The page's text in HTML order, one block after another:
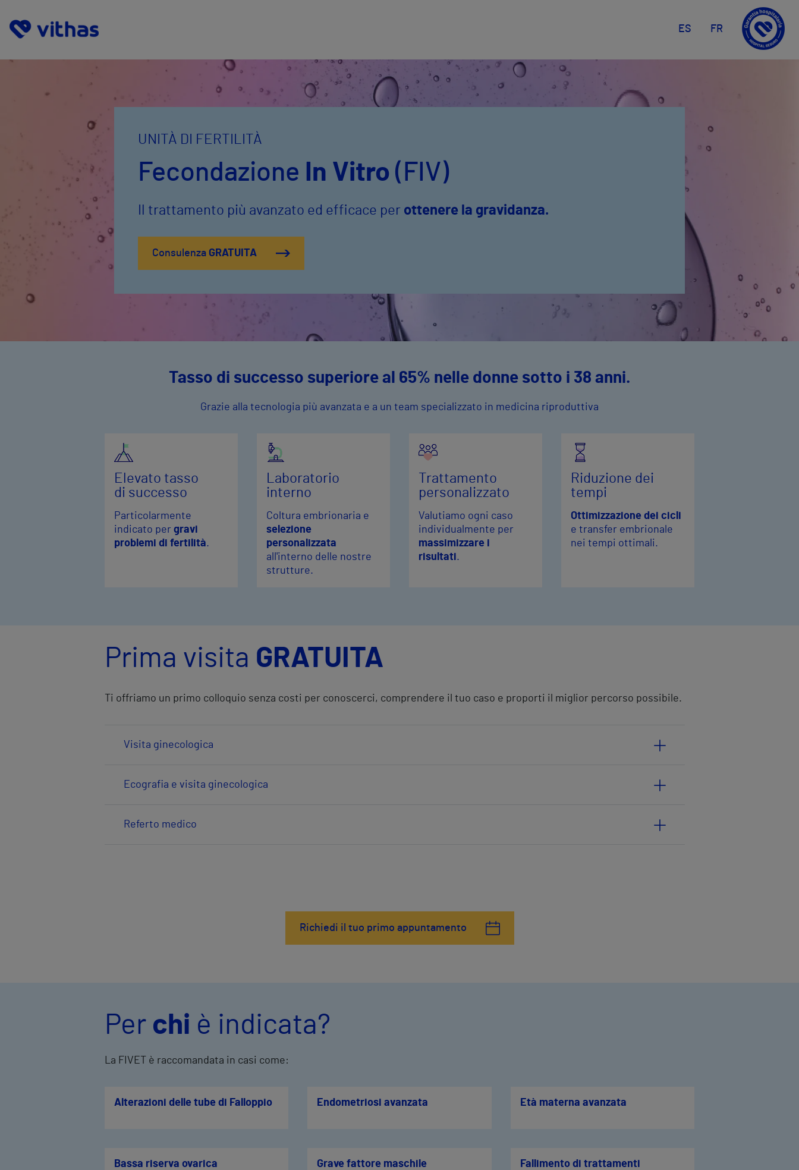
ES FR
UNITÀ DI FERTILITÀ
Fecondazione In Vitro (FIV)
Il trattamento più avanzato ed efficace per ottenere la gravidanza.
Consulenza GRATUITA
Tasso di successo superiore al 65% nelle donne sotto i 38 anni.
Grazie alla tecnologia più avanzata e a un team specializzato in medicina riproduttiva
Elevato tasso
di successo
Particolarmente
indicato per gravi
problemi di fertilità.
Laboratorio
interno
Coltura embrionaria e
selezione
personalizzata
all'interno delle nostre
strutture.
Trattamento
personalizzato
Valutiamo ogni caso
individualmente per
massimizzare i
risultati .
Riduzione dei
tempi
Ottimizzazione dei cicli
e transfer embrionale
nei tempi ottimali.
Prima visita GRATUITA
Ti offriamo un primo colloquio senza costi per conoscerci, comprendere il tuo caso e proporti il miglior percorso possibile.
Visita ginecologica
Ecografia e visita ginecologica
Referto medico
Richiedi il tuo primo appuntamento
Per chi è indicata?
La FIVET è raccomandata in casi come:
Alterazioni delle tube di Falloppio Endometriosi avanzata Età materna avanzata
Bassa riserva ovarica Grave fattore maschile
Fallimento di trattamenti